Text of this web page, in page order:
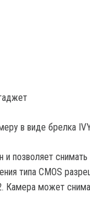
в виде брелка
и позволяет
типа CMOS
Камера может